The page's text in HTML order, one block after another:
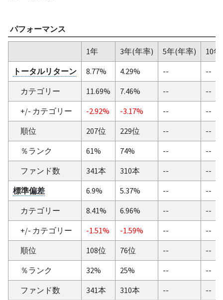
パフォーマンス
1年 3年(年率) 5年(年率)
10
トータルリターン
8.77% 4.29% --
--
カテゴリー
11.69% 7.46% --
--
+/- カテゴリー
-2.92% -3.17% --
--
順位
207位 229位 --
--
％ランク
61% 74% --
--
ファンド数
341本 310本 --
--
標準偏差
6.9% 5.37% --
--
カテゴリー
8.41% 6.96% --
--
+/- カテゴリー
-1.51% -1.59% --
--
順位
108位 76位 --
--
％ランク
32% 25% --
--
ファンド数
341本 310本 --
--